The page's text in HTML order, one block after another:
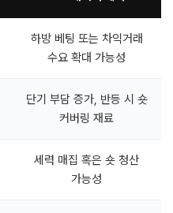
하방 베팅 또는 차익거래
수요 확대 가능성
단기 부담 증가, 반등 시 숏
커버링 재료
세력 매집 혹은 숏 청산
가능성